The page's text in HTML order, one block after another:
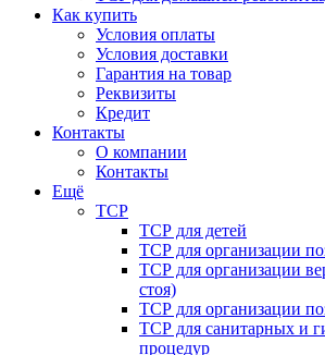
Как купить
Условия оплаты
Условия доставки
Гарантия на товар
Реквизиты
Кредит
Контакты
О компании
Контакты
Ещё
ТСР
ТСР для детей
ТСР для организации
ТСР для организации
стоя)
ТСР для организации
ТСР для санитарных и
процедур